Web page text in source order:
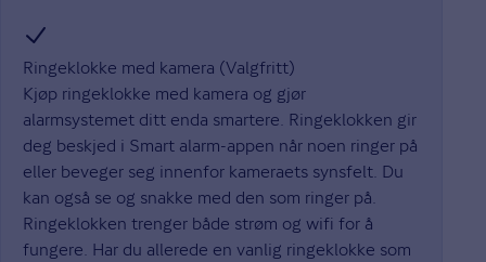
Ringeklokke med kamera (Valgfritt)
Kjøp ringeklokke med kamera og gjør
alarmsystemet ditt enda smartere. Ringeklokken gir
deg beskjed i Smart alarm-appen når noen ringer på
eller beveger seg innenfor kameraets synsfelt. Du
kan også se og snakke med den som ringer på.
Ringeklokken trenger både strøm og wifi for å
fungere. Har du allerede en vanlig ringeklokke som